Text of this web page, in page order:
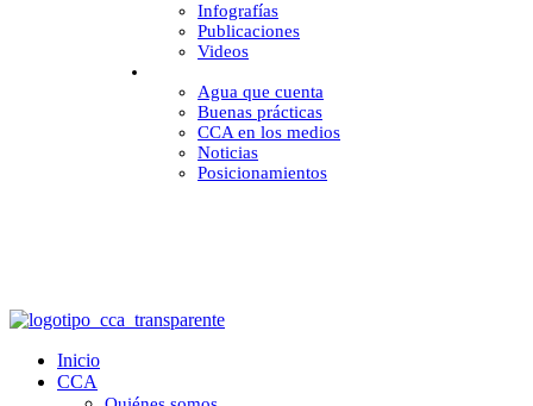
Infografías
Publicaciones
Videos
Agua que cuenta
Buenas prácticas
CCA en los medios
Noticias
Posicionamientos
Inicio
CCA